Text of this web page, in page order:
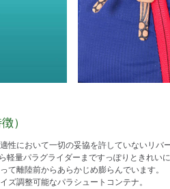
）
性において一切の妥協を許していないリバ
量パラグライダーまですっぽりときれいに
て離陸前からあらかじめ膨らんでいます。
ズ調整可能なパラシュートコンテナ。